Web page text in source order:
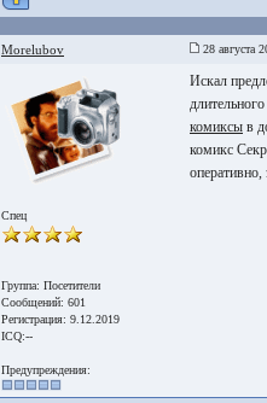
Morelubov 28 августа
Спец
Группа: Посетители
Сообщений: 601
Регистрация: 9.12.2019
ICQ:--
Предупреждения:
Искал
комиксы в
комикс